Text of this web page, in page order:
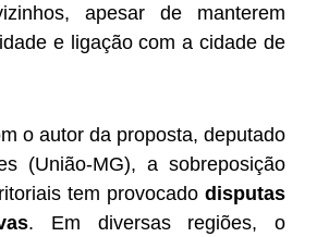
apesar de manterem
e ligação com a cidade de
o autor da proposta, deputado
(União-MG), a sobreposição
tem provocado disputas
. Em diversas regiões, o